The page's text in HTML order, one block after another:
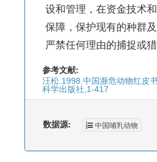
设和管理，在资金技术
保障，保护现有的种群
严禁任何理由的捕捉或猎
参考文献:
汪松.1998.中国濒危动物红皮
科学出版社,1-417
数据源: 中国哺乳动物